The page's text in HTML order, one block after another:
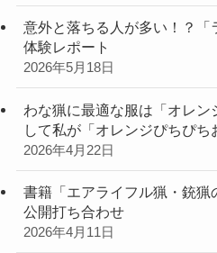
意外と落ちる人が多い！？「
体験レポート
2026年5月18日
わな猟に最適な服は「オレン
して私が「オレンジぴちぴ
2026年4月22日
書籍「エアライフル猟・銃猟
公開打ち合わせ
2026年4月11日